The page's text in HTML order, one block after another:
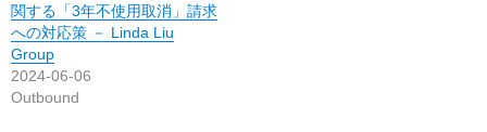
関する「3年不使用取消」請求
への対応策 － Linda Liu
Group
2024-06-06
Outbound